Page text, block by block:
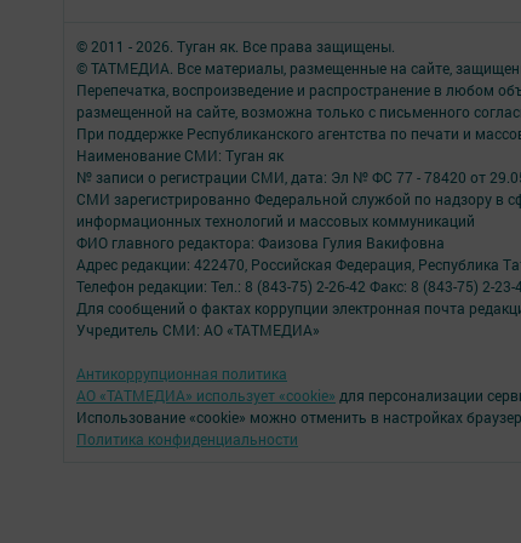
© 2011 - 2026. Туган як. Все права защищены.
© ТАТМЕДИА. Все материалы, размещенные на сайте,
Перепечатка, воспроизведение и распространение в любом
размещенной на сайте, возможна только с письменного
При поддержке Республиканского агентства по печати и
Наименование СМИ: Туган як
№ записи о регистрации СМИ, дата: Эл № ФС 77 - 78420 от
СМИ зарегистрированно Федеральной службой по надзору в
информационных технологий и массовых коммуникаций
ФИО главного редактора: Фаизова Гулия Вакифовна
Адрес редакции: 422470, Российская Федерация, Республика
Телефон редакции: Тел.: 8 (843-75) 2-26-42 Факс: 8 (843-75) 2-23-
Для сообщений о фактах коррупции электронная почта
Учредитель СМИ: АО «ТАТМЕДИА»
Антикоррупционная политика
АО «ТАТМЕДИА» использует «cookie» для персонализации
Использование «cookie» можно отменить в настройках
Политика конфиденциальности